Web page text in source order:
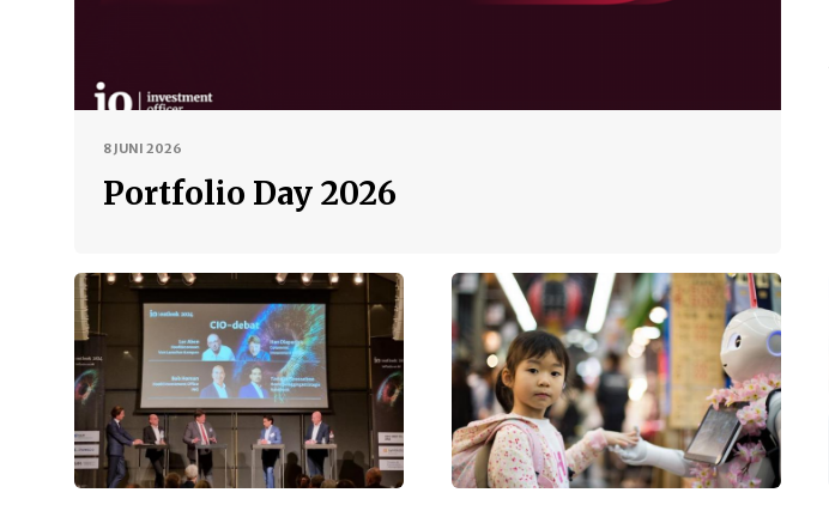
8 JUNI 2026
Portfolio Day 2026